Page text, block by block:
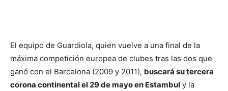
El equipo de Guardiola, quien vuelve a una final de la
máxima competición europea de clubes tras las dos que
ganó con el Barcelona (2009 y 2011), buscará su tercera
corona continental el 29 de mayo en Estambul y la